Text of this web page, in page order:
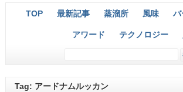
TOP 最新記事 蒸溜所 風味 バ
アワード テクノロジー
Tag: アードナムルッカン